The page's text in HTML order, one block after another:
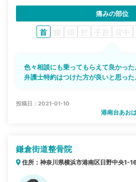
痛みの部位
首 腰 頭 肘 手首 背中
色々相談にも乗ってもらえて良かった
弁護士特約はつけた方が良いと思った
投稿日：2021-01-10
港南台あお
鎌倉街道整骨院
住所：神奈川県横浜市港南区日野中央1-